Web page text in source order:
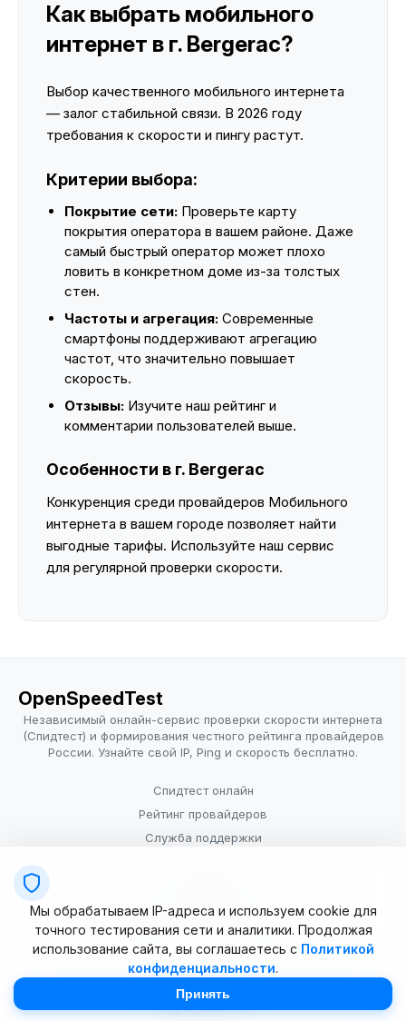
Как выбрать мобильного
интернет в г. Bergerac?
Выбор качественного мобильного интернета
— залог стабильной связи. В 2026 году
требования к скорости и пингу растут.
Критерии выбора:
Покрытие сети: Проверьте карту
покрытия оператора в вашем районе. Даже
самый быстрый оператор может плохо
ловить в конкретном доме из-за толстых
стен.
Частоты и агрегация: Современные
смартфоны поддерживают агрегацию
частот, что значительно повышает
скорость.
Отзывы: Изучите наш рейтинг и
комментарии пользователей выше.
Особенности в г. Bergerac
Конкуренция среди провайдеров Мобильного
интернета в вашем городе позволяет найти
выгодные тарифы. Используйте наш сервис
для регулярной проверки скорости.
OpenSpeedTest
Независимый онлайн-сервис проверки скорости интернета
(Спидтест) и формирования честного рейтинга провайдеров
России. Узнайте свой IP, Ping и скорость бесплатно.
Спидтест онлайн
Рейтинг провайдеров
Служба поддержки
Условия использования
© 2025–2026 OpenSpeedTest (ИП Долматова В.В.). Все права
Мы обрабатываем IP-адреса и используем cookie для
точного тестирования сети и аналитики. Продолжая
использование сайта, вы соглашаетесь с Политикой
конфиденциальности.
Принять